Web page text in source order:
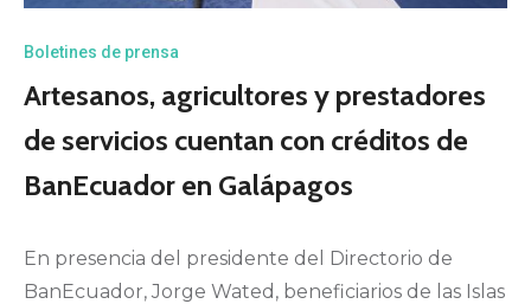
Boletines de prensa
Artesanos, agricultores y prestadores
de servicios cuentan con créditos de
BanEcuador en Galápagos
En presencia del presidente del Directorio de
BanEcuador, Jorge Wated, beneficiarios de las Islas